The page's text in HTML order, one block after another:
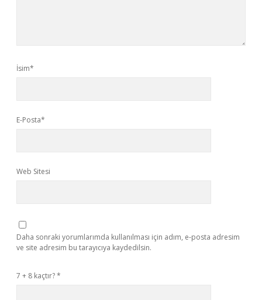
İsim*
E-Posta*
Web Sitesi
Daha sonraki yorumlarımda kullanılması için adım, e-posta adresim
ve site adresim bu tarayıcıya kaydedilsin.
7 + 8 kaçtır?*